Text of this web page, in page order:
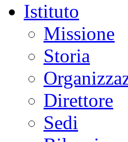
Istituto
Missione
Storia
Direttore
Sedi